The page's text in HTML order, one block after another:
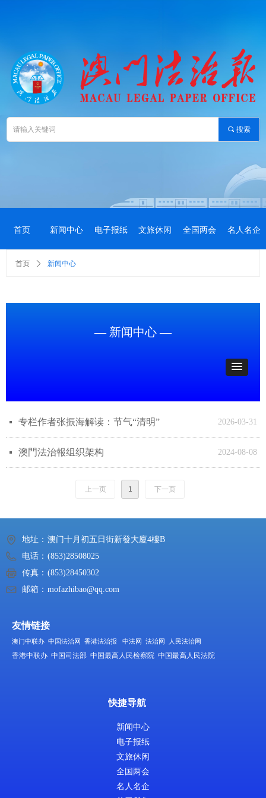
끠 搜索
首页 新闻中心 电子报纸 文旅休闲 全国两会 名人名企
2026-03-31
넷 专栏作者张振海解读：节气“清明”
2024-08-08
넷 澳門法治報组织架构
上一页 1 下一页
首页 ꄲ 新闻中心
— 新闻中心 —
新闻中心
电子报纸
文旅休闲
全国两会
名人名企
快捷导航
地址： 澳门十月初五日街新發大廈4樓B
电话： (853)28508025
传真： (853)28450302
邮箱： mofazhibao@qq.com
友情链接
澳门中联办 中国法治网 香港法治报 中法网 法治网 人民法治网
香港中联办 中国司法部 中国最高人民检察院 中国最高人民法院